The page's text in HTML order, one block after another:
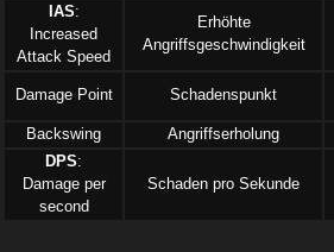
IAS:
Increased
Attack Speed
Erhöhte
Angriffsgeschwindigkeit
Damage Point Schadenspunkt
Backswing
Angriffserholung
DPS:
Damage per
second
Schaden pro Sekunde